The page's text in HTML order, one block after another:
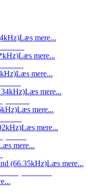
Læs mere...
Læs mere...
Læs mere...
Læs mere...
Læs mere...
Læs mere...
mere...
(66.35kHz)Læs mere...